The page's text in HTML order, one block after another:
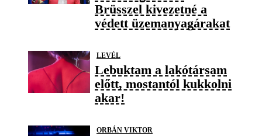
Brüsszel kivezetné a
védett üzemanyagárakat
LEVÉL
Lebuktam a lakótársam
előtt, mostantól kukkolni
akar!
ORBÁN VIKTOR